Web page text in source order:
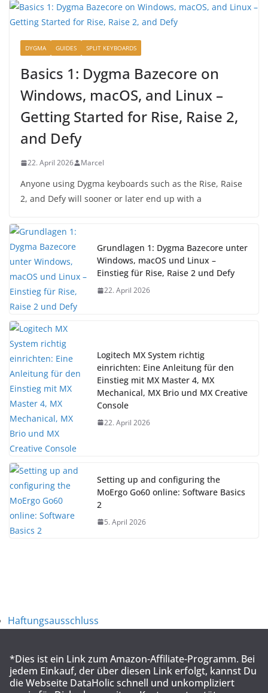
DYGMA GUIDES SPLIT KEYBOARDS
Basics 1: Dygma Bazecore on
Windows, macOS, and Linux –
Getting Started for Rise, Raise 2,
and Defy
22. April 2026 Marcel
Anyone using Dygma keyboards such as the Rise, Raise
2, and Defy will sooner or later end up with a
Grundlagen 1: Dygma Bazecore unter
Windows, macOS und Linux –
Einstieg für Rise, Raise 2 und Defy
22. April 2026
Logitech MX System richtig
einrichten: Eine Anleitung für den
Einstieg mit MX Master 4, MX
Mechanical, MX Brio und MX Creative
Console
22. April 2026
Setting up and configuring the
MoErgo Go60 online: Software Basics
2
5. April 2026
Haftungsausschluss
*Dies ist ein Link zum Amazon-Affiliate-Programm. Bei
jedem Einkauf, der über diesen Link erfolgt, kannst Du
die Webseite DataHolic schnell und unkompliziert